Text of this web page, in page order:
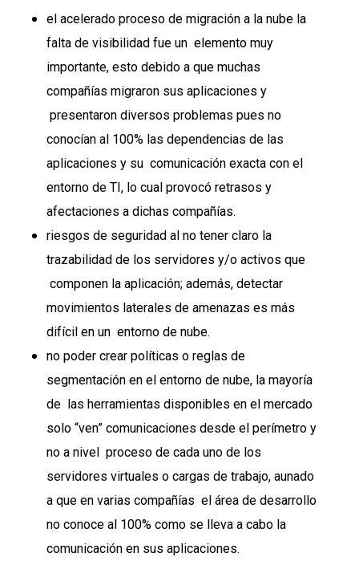
el acelerado proceso de migración a la nube la
falta de visibilidad fue un elemento muy
importante, esto debido a que muchas
compañías migraron sus aplicaciones y
presentaron diversos problemas pues no
conocían al 100% las dependencias de las
aplicaciones y su comunicación exacta con el
entorno de TI, lo cual provocó retrasos y
afectaciones a dichas compañías.
riesgos de seguridad al no tener claro la
trazabilidad de los servidores y/o activos que
componen la aplicación; además, detectar
movimientos laterales de amenazas es más
difícil en un entorno de nube.
no poder crear políticas o reglas de
segmentación en el entorno de nube, la mayoría
de las herramientas disponibles en el mercado
solo “ven” comunicaciones desde el perímetro y
no a nivel proceso de cada uno de los
servidores virtuales o cargas de trabajo, aunado
a que en varias compañías el área de desarrollo
no conoce al 100% como se lleva a cabo la
comunicación en sus aplicaciones.